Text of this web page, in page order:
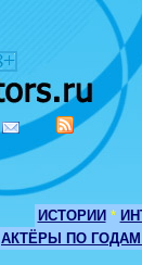
ИСТОРИИ *
АКТЁРЫ ПО